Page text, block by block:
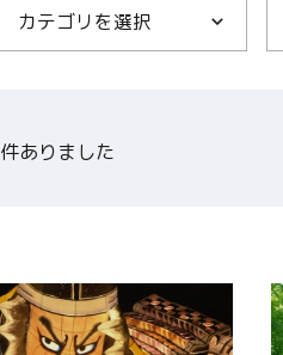
日本語
カテゴリを選択
件ありました